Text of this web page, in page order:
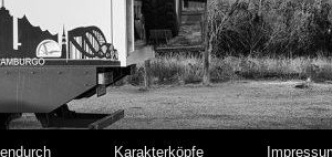
Karakterköpfe